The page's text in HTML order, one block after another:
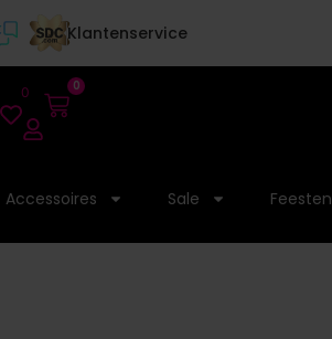
Klantenservice
0 0
Accessoires Sale Feesten